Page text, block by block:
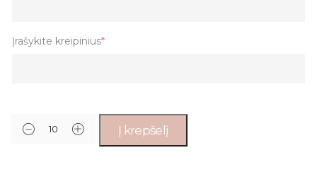
Įrašykite kreipinius*
Į krepšelį